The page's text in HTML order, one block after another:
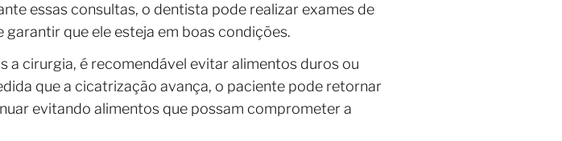
essas consultas, o dentista pode realizar exames de
que ele esteja em boas condições.
a cirurgia, é recomendável evitar alimentos duros ou
que a cicatrização avança, o paciente pode retornar
evitando alimentos que possam comprometer a